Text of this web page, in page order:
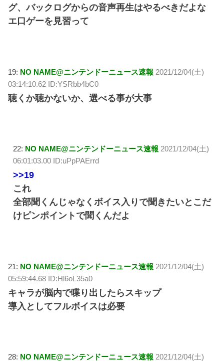
グ、バックログからの音声再生はやるべきだよな
エ口ゲーを見習って
19: NO NAME@ニンテンドーニュース速報 2021/12/04(土)
03:14:10.62 ID:YSRbb4bC0
聴くか聴かないか、選べる事が大事
22: NO NAME@ニンテンドーニュース速報 2021/12/04(土)
06:01:03.00 ID:uPpPAErrd
>>19
これ
全部聞くんじゃなくボイス入りで聞きたいとこだ
けピンポイントで聞くんだよ
21: NO NAME@ニンテンドーニュース速報 2021/12/04(土)
05:59:44.68 ID:Hl6oL35a0
キャラが脳内で喋り出したらスキップ
導入としてフルボイスは必要
28: NO NAME@ニンテンドーニュース速報 2021/12/04(土)